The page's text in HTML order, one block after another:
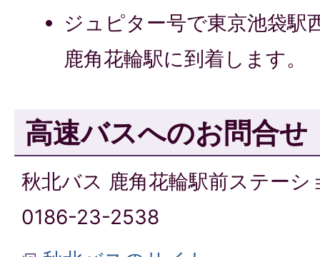
ジュピター号で東京池袋駅
鹿角花輪駅に到着します。
高速バスへのお問合せ
秋北バス 鹿角花輪駅前ステーシ
0186-23-2538